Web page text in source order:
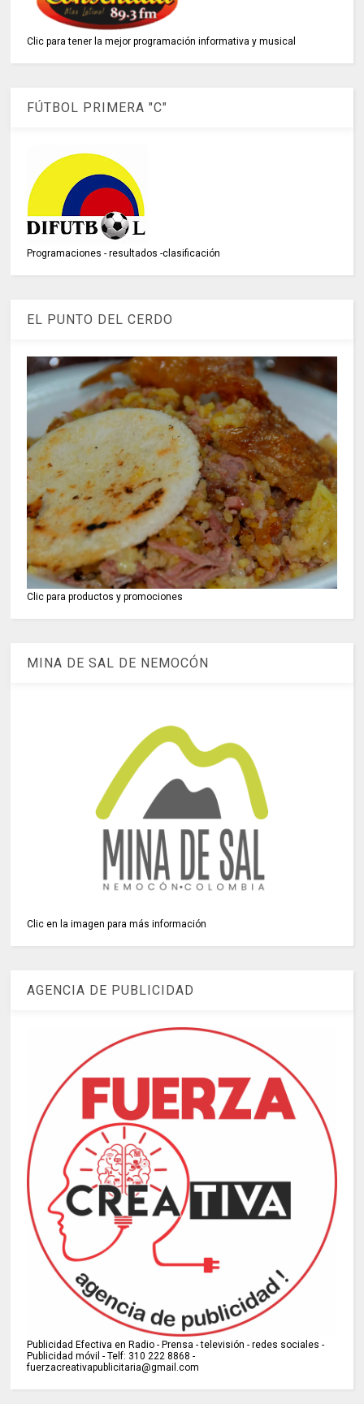
Clic para tener la mejor programación informativa y musical
FÚTBOL PRIMERA "C"
Programaciones - resultados -clasificación
EL PUNTO DEL CERDO
Clic para productos y promociones
MINA DE SAL DE NEMOCÓN
Clic en la imagen para más información
AGENCIA DE PUBLICIDAD
Publicidad Efectiva en Radio - Prensa - televisión - redes sociales -
Publicidad móvil - Telf: 310 222 8868 -
fuerzacreativapublicitaria@gmail.com